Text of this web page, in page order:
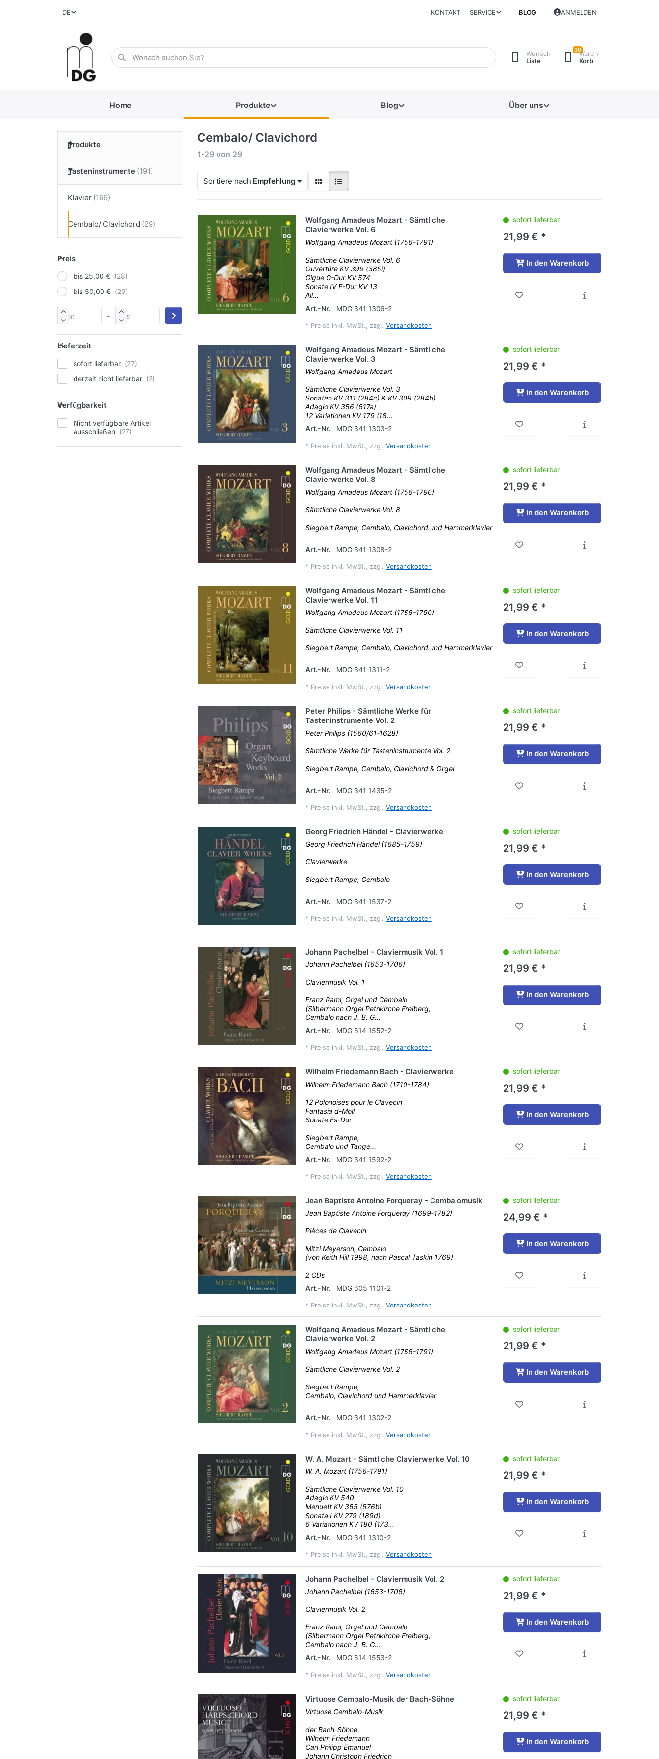
DE KONTAKT SERVICE BLOG ANMELDEN
Wunsch
Liste
30Waren
Korb
Home Produkte Blog Über uns
Produkte
Tasteninstrumente
Klavier
Cembalo/ Clavichord
Preis
bis 25,00 €
bis 50,00 €
-
Lieferzeit
sofort lieferbar
derzeit nicht lieferbar
Verfügbarkeit
Nicht verfügbare Artikel
ausschließen
Cembalo/ Clavichord
1-29 von 29
Sortiere nach Empfehlung
Wolfgang Amadeus Mozart - Sämtliche
Clavierwerke Vol. 6
Wolfgang Amadeus Mozart (1756-1791)
Sämtliche Clavierwerke Vol. 6
Ouvertüre KV 399 (385i)
Gigue G-Dur KV 574
Sonate IV F-Dur KV 13
All...
Art.-Nr.
MDG 341 1306-2
* Preise inkl. MwSt., zzgl. Versandkosten
sofort lieferbar
21,99 € *
In den Warenkorb
Wolfgang Amadeus Mozart - Sämtliche
Clavierwerke Vol. 3
Wolfgang Amadeus Mozart
Sämtliche Clavierwerke Vol. 3
Sonaten KV 311 (284c) & KV 309 (284b)
Adagio KV 356 (617a)
12 Variationen KV 179 (18...
Art.-Nr.
MDG 341 1303-2
* Preise inkl. MwSt., zzgl. Versandkosten
sofort lieferbar
21,99 € *
In den Warenkorb
Wolfgang Amadeus Mozart - Sämtliche
Clavierwerke Vol. 8
Wolfgang Amadeus Mozart (1756-1790)
Sämtliche Clavierwerke Vol. 8
Siegbert Rampe, Cembalo, Clavichord und Hammerklavier
Art.-Nr. MDG 341 1308-2
* Preise inkl. MwSt., zzgl. Versandkosten
sofort lieferbar
21,99 € *
In den Warenkorb
Wolfgang Amadeus Mozart - Sämtliche
Clavierwerke Vol. 11
Wolfgang Amadeus Mozart (1756-1790)
Sämtliche Clavierwerke Vol. 11
Siegbert Rampe, Cembalo, Clavichord und Hammerklavier
Art.-Nr. MDG 341 1311-2
* Preise inkl. MwSt., zzgl. Versandkosten
sofort lieferbar
21,99 € *
In den Warenkorb
Peter Philips - Sämtliche Werke für
Tasteninstrumente Vol. 2
Peter Philips (1560/61-1628)
Sämtliche Werke für Tasteninstrumente Vol. 2
Siegbert Rampe, Cembalo, Clavichord & Orgel
Art.-Nr. MDG 341 1435-2
* Preise inkl. MwSt., zzgl. Versandkosten
sofort lieferbar
21,99 € *
In den Warenkorb
Georg Friedrich Händel - Clavierwerke
Georg Friedrich Händel (1685-1759)
Clavierwerke
Siegbert Rampe, Cembalo
Art.-Nr. MDG 341 1537-2
* Preise inkl. MwSt., zzgl. Versandkosten
sofort lieferbar
21,99 € *
In den Warenkorb
Johann Pachelbel - Claviermusik Vol. 1
Johann Pachelbel (1653-1706)
Claviermusik Vol. 1
Franz Raml, Orgel und Cembalo
(Silbermann Orgel Petrikirche Freiberg,
Cembalo nach J. B. G...
Art.-Nr.
MDG 614 1552-2
* Preise inkl. MwSt., zzgl. Versandkosten
sofort lieferbar
21,99 € *
In den Warenkorb
Wilhelm Friedemann Bach - Clavierwerke
Wilhelm Friedemann Bach (1710-1784)
12 Polonoises pour le Clavecin
Fantasia d-Moll
Sonate Es-Dur
Siegbert Rampe,
Cembalo und Tange...
Art.-Nr.
MDG 341 1592-2
* Preise inkl. MwSt., zzgl. Versandkosten
sofort lieferbar
21,99 € *
In den Warenkorb
Jean Baptiste Antoine Forqueray - Cembalomusik
Jean Baptiste Antoine Forqueray (1699-1782)
Pièces de Clavecin
Mitzi Meyerson, Cembalo
(von Keith Hill 1998, nach Pascal Taskin 1769)
2 CDs
Art.-Nr.
MDG 605 1101-2
* Preise inkl. MwSt., zzgl. Versandkosten
sofort lieferbar
24,99 € *
In den Warenkorb
Wolfgang Amadeus Mozart - Sämtliche
Clavierwerke Vol. 2
Wolfgang Amadeus Mozart (1756-1791)
Sämtliche Clavierwerke Vol. 2
Siegbert Rampe,
Cembalo, Clavichord und Hammerklavier
Art.-Nr. MDG 341 1302-2
* Preise inkl. MwSt., zzgl. Versandkosten
sofort lieferbar
21,99 € *
In den Warenkorb
W. A. Mozart - Sämtliche Clavierwerke Vol. 10
W. A. Mozart (1756-1791)
Sämtliche Clavierwerke Vol. 10
Adagio KV 540
Menuett KV 355 (576b)
Sonata I KV 279 (189d)
6 Variationen KV 180 (173...
Art.-Nr.
MDG 341 1310-2
* Preise inkl. MwSt., zzgl. Versandkosten
sofort lieferbar
21,99 € *
In den Warenkorb
Johann Pachelbel - Claviermusik Vol. 2
Johann Pachelbel (1653-1706)
Claviermusik Vol. 2
Franz Raml, Orgel und Cembalo
(Silbermann Orgel Petrikirche Freiberg,
Cembalo nach J. B. G...
Art.-Nr.
MDG 614 1553-2
* Preise inkl. MwSt., zzgl. Versandkosten
sofort lieferbar
21,99 € *
In den Warenkorb
Virtuose Cembalo-Musik der Bach-Söhne
Virtuose Cembalo-Musik
der Bach-Söhne
Wilhelm Friedemann
Carl Philipp Emanuel
Johann Christoph Friedrich
sofort lieferbar
21,99 € *
In den Warenkorb